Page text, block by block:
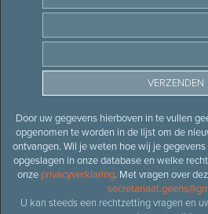
Door uw gegevens hierboven in te vullen
opgenomen te worden in de lijst om de
ontvangen. Wil je weten hoe wij je
opgeslagen in onze database en welke
onze privacyverklaring. Met vragen over
U kan steeds een rechtzetting vragen en